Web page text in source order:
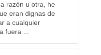
razón u otra, he
eran dignas de
a cualquier
fuera ...